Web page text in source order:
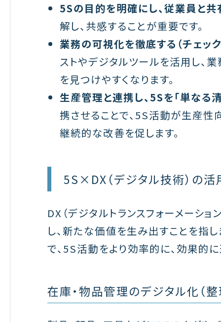
5Sの目的を明確にし、従業員と共
解し、共感することが重要です。
業務の可視化を徹底する（チェッ
ストやデジタルツールを活用し、
を見つけやすくなります。
生産管理と連携し、5Sを「単なる
携させることで、5S活動が生産性
継続的な改善を促します。
5S×DX（デジタル技術）の活
DX（デジタルトランスフォーメーシ
し、新たな価値を生み出すことを指
で、5S活動をより効率的に、効果的
在庫・物品管理のデジタル化（整